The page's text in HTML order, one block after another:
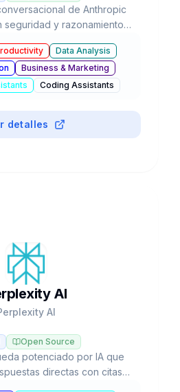
de Anthropic
y razonamiento
con modelos Opus,
y Haiku.
Data Analysis
Business & Marketing
Coding Assistants
detalles
AI
AI
Open Source
potenciado por IA que
directas con citas